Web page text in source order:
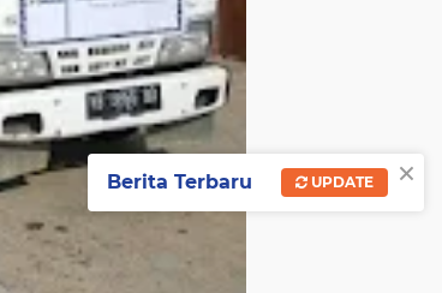
×
Berita Terbaru UPDATE